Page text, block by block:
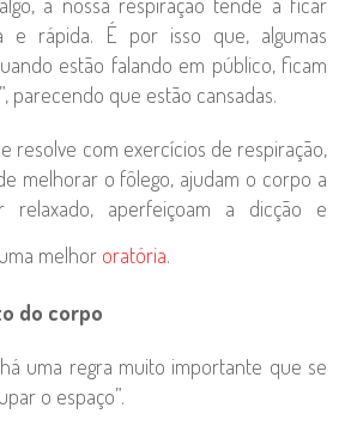
e rápida. É por isso que, algumas
estão falando em público, ficam
parecendo que estão cansadas.
resolve com exercícios de respiração,
melhorar o fôlego, ajudam o corpo a
relaxado, aperfeiçoam a dicção e
melhor oratória.
do corpo
uma regra muito importante que se
o espaço”.